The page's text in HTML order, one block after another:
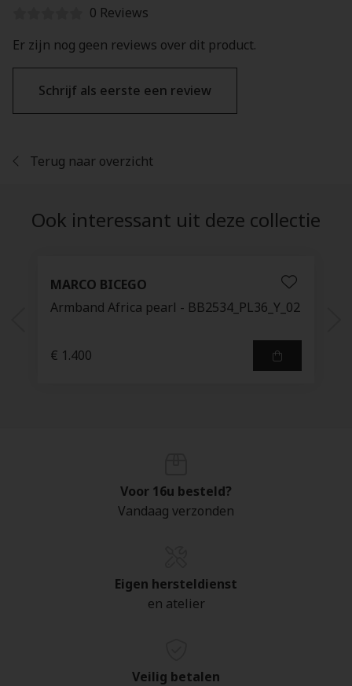
0 Reviews
Er zijn nog geen reviews over dit product.
Schrijf als eerste een review
Terug naar overzicht
Ook interessant uit deze collectie
MARCO BICEGO
Armband Africa pearl - BB2534_PL36_Y_02
€ 1.400
Voor 16u besteld?
Vandaag verzonden
Eigen hersteldienst
en atelier
Veilig betalen